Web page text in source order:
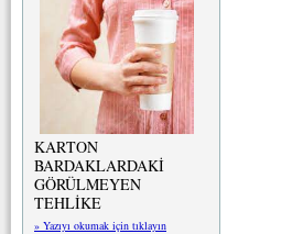
KARTON
BARDAKLARDAKİ
GÖRÜLMEYEN
TEHLİKE
» Yazıyı okumak için tıklayın